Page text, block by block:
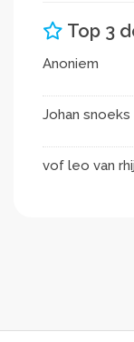
Top 3
Anoniem
Johan snoeks
vof leo van